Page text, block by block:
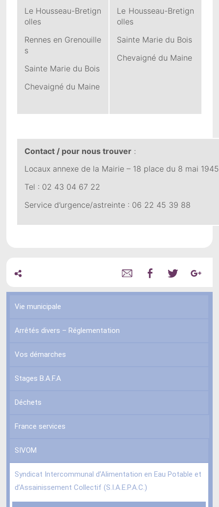
Le Housseau-Bretign
olles
Rennes en Grenouille
s
Sainte Marie du Bois
Chevaigné du Maine
Le Housseau-Bretign
olles
Sainte Marie du Bois
Chevaigné du Maine
Contact / pour nous trouver :
Locaux annexe de la Mairie – 18 place du 8 mai
Tel : 02 43 04 67 22
Service d’urgence/astreinte : 06 22 45 39 88
Vie municipale
Arrêtés divers – Réglementation
Vos démarches
Stages B.A.F.A
Déchets
France services
SIVOM
Syndicat Intercommunal d’Alimentation en Eau Potable et
d’Assainissement Collectif (S.I.A.E.P.A.C.)